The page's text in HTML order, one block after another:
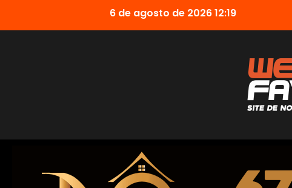
6 de agosto de 2026 12:19